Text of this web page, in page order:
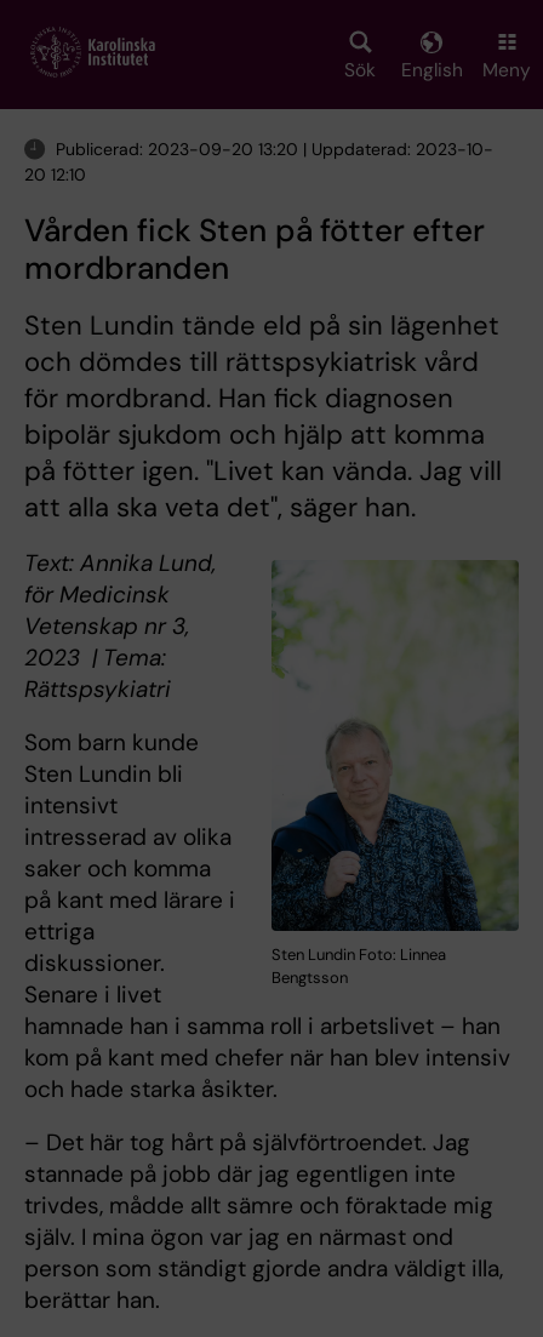
main
Sök English Meny
Publicerad: 2023-09-20 13:20 | Uppdaterad: 2023-10-
20 12:10
Vården fick Sten på fötter efter
mordbranden
Sten Lundin tände eld på sin lägenhet
och dömdes till rättspsykiatrisk vård
för mordbrand. Han fick diagnosen
bipolär sjukdom och hjälp att komma
på fötter igen. "Livet kan vända. Jag vill
att alla ska veta det", säger han.
Sten Lundin Foto: Linnea
Bengtsson
Text: Annika Lund,
för Medicinsk
Vetenskap nr 3,
2023 | Tema:
Rättspsykiatri
Som barn kunde
Sten Lundin bli
intensivt
intresserad av olika
saker och komma
på kant med lärare i
ettriga
diskussioner.
Senare i livet
hamnade han i samma roll i arbetslivet – han
kom på kant med chefer när han blev intensiv
och hade starka åsikter.
– Det här tog hårt på självförtroendet. Jag
stannade på jobb där jag egentligen inte
trivdes, mådde allt sämre och föraktade mig
själv. I mina ögon var jag en närmast ond
person som ständigt gjorde andra väldigt illa,
berättar han.